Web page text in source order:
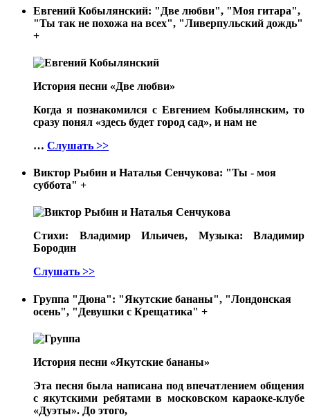
Евгений Кобылянский: "Две любви", "Моя гитара",
"Ты так не похожа на всех", "Ливерпульский дождь"
+
История песни «Две любви»
Когда я познакомился с Евгением Кобылянским, то
сразу понял «здесь будет город сад», и нам не
… Слушать >>
Виктор Рыбин и Наталья Сенчукова: "Ты - моя
суббота" +
Стихи: Владимир Ильичев, Музыка: Владимир
Бородин
Слушать >>
Группа "Дюна": "Якутские бананы", "Лондонская
осень", "Девушки с Крещатика" +
История песни «Якутские бананы»
Эта песня была написана под впечатлением общения
с якутскими ребятами в московском караоке-клубе
«Дуэты». До этого,